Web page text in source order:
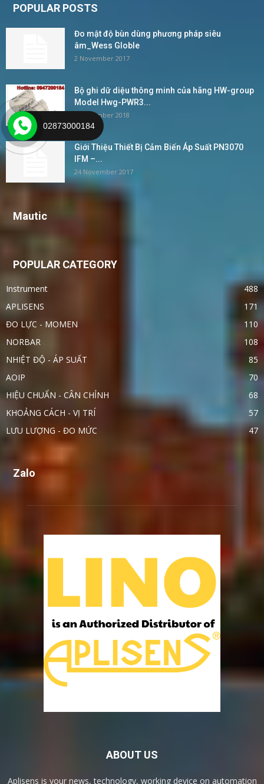
POPULAR POSTS
Đo mật độ bùn dùng phương pháp siêu
âm_Wess Globle
2 November 2017
Bộ ghi dữ diệu thông minh của hãng HW-group
Model Hwg-PWR3...
4 December 2018
Giới Thiệu Thiết Bị Cảm Biến Áp Suất PN3070
IFM –...
24 November 2017
Mautic
POPULAR CATEGORY
Instrument
488
APLISENS
171
ĐO LỰC - MOMEN
110
NORBAR
108
NHIỆT ĐỘ - ÁP SUẤT
85
AOIP
70
HIỆU CHUẨN - CÂN CHỈNH
68
KHOẢNG CÁCH - VỊ TRÍ
57
LƯU LƯỢNG - ĐO MỨC
47
Zalo
ABOUT US
Aplisens is your news, technology, working device on automation
02873000184